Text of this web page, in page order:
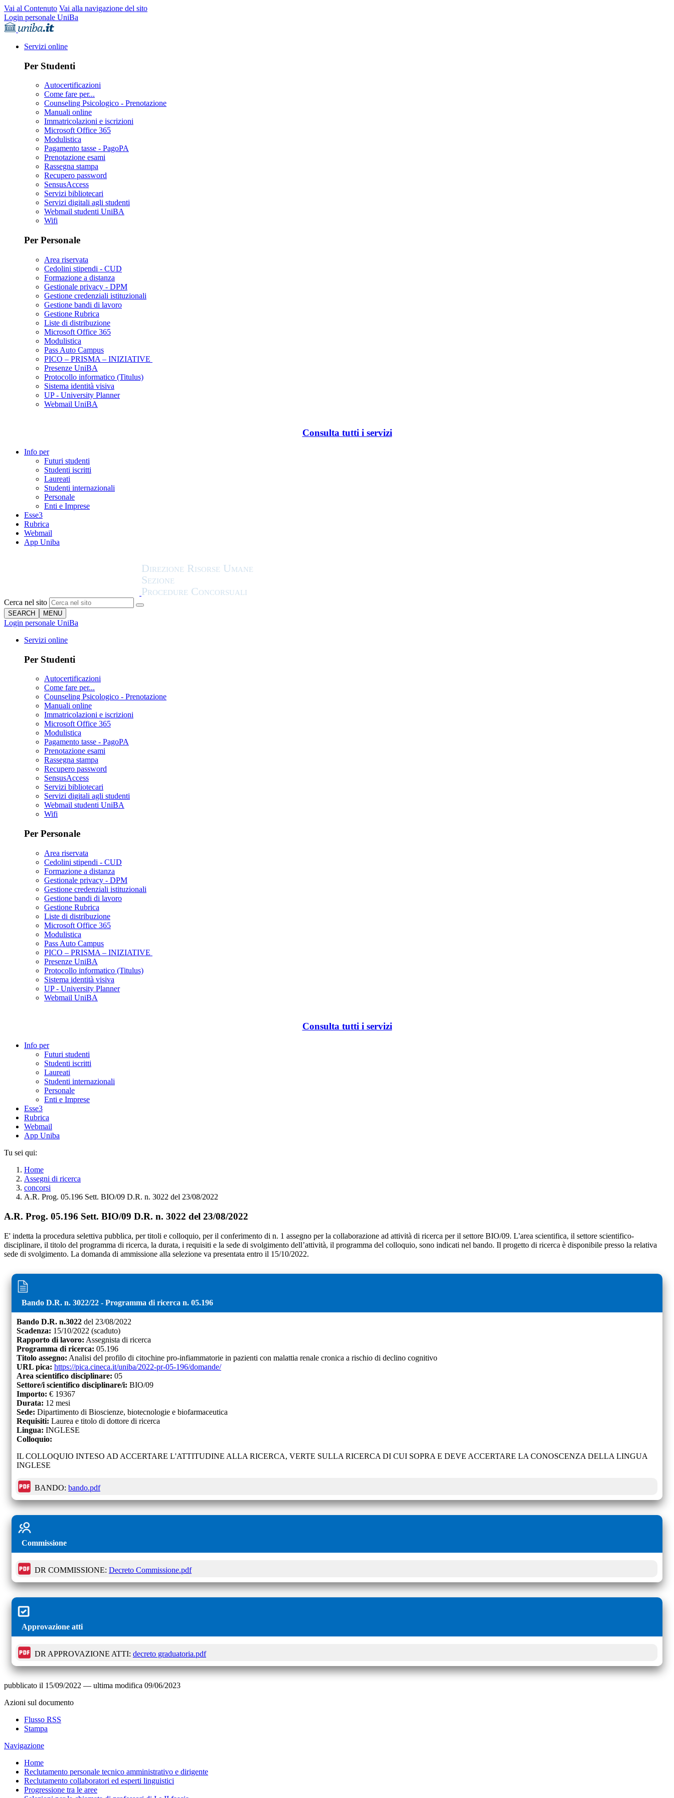
Vai al Contenuto Vai alla navigazione del sito
Login personale UniBa
Servizi online
Per Studenti
Autocertificazioni
Come fare per...
Counseling Psicologico - Prenotazione
Manuali online
Immatricolazioni e iscrizioni
Microsoft Office 365
Modulistica
Pagamento tasse - PagoPA
Prenotazione esami
Rassegna stampa
Recupero password
SensusAccess
Servizi bibliotecari
Servizi digitali agli studenti
Webmail studenti UniBA
Wifi
Per Personale
Area riservata
Cedolini stipendi - CUD
Formazione a distanza
Gestionale privacy - DPM
Gestione credenziali istituzionali
Gestione bandi di lavoro
Gestione Rubrica
Liste di distribuzione
Microsoft Office 365
Modulistica
Pass Auto Campus
PICO – PRISMA – INIZIATIVE
Presenze UniBA
Protocollo informatico (Titulus)
Sistema identità visiva
UP - University Planner
Webmail UniBA
Consulta tutti i servizi
Info per
Futuri studenti
Studenti iscritti
Laureati
Studenti internazionali
Personale
Enti e Imprese
Esse3
Rubrica
Webmail
App Uniba
Cerca nel sito
SEARCH MENU
Login personale UniBa
Servizi online
Per Studenti
Autocertificazioni
Come fare per...
Counseling Psicologico - Prenotazione
Manuali online
Immatricolazioni e iscrizioni
Microsoft Office 365
Modulistica
Pagamento tasse - PagoPA
Prenotazione esami
Rassegna stampa
Recupero password
SensusAccess
Servizi bibliotecari
Servizi digitali agli studenti
Webmail studenti UniBA
Wifi
Per Personale
Area riservata
Cedolini stipendi - CUD
Formazione a distanza
Gestionale privacy - DPM
Gestione credenziali istituzionali
Gestione bandi di lavoro
Gestione Rubrica
Liste di distribuzione
Microsoft Office 365
Modulistica
Pass Auto Campus
PICO – PRISMA – INIZIATIVE
Presenze UniBA
Protocollo informatico (Titulus)
Sistema identità visiva
UP - University Planner
Webmail UniBA
Consulta tutti i servizi
Info per
Futuri studenti
Studenti iscritti
Laureati
Studenti internazionali
Personale
Enti e Imprese
Esse3
Rubrica
Webmail
App Uniba
Tu sei qui:
Home
Assegni di ricerca
concorsi
A.R. Prog. 05.196 Sett. BIO/09 D.R. n. 3022 del 23/08/2022
A.R. Prog. 05.196 Sett. BIO/09 D.R. n. 3022 del 23/08/2022
E' indetta la procedura selettiva pubblica, per titoli e colloquio, per il conferimento di n. 1 assegno per la collaborazione ad attività di ricerca per il settore BIO/09. L'area scientifica, il settore scientifico-
disciplinare, il titolo del programma di ricerca, la durata, i requisiti e la sede di svolgimento dell’attività, il programma del colloquio, sono indicati nel bando. Il progetto di ricerca è disponibile presso la relativa
sede di svolgimento. La domanda di ammissione alla selezione va presentata entro il 15/10/2022.
Bando D.R. n. 3022/22 - Programma di ricerca n. 05.196
Bando D.R. n.3022 del 23/08/2022
Scadenza: 15/10/2022 (scaduto)
Rapporto di lavoro: Assegnista di ricerca
Programma di ricerca: 05.196
Titolo assegno: Analisi del profilo di citochine pro-infiammatorie in pazienti con malattia renale cronica a rischio di declino cognitivo
URL pica: https://pica.cineca.it/uniba/2022-pr-05-196/domande/
Area scientifico disciplinare: 05
Settore/i scientifico disciplinare/i: BIO/09
Importo: € 19367
Durata: 12 mesi
Sede: Dipartimento di Bioscienze, biotecnologie e biofarmaceutica
Requisiti: Laurea e titolo di dottore di ricerca
Lingua: INGLESE
Colloquio:
IL COLLOQUIO INTESO AD ACCERTARE L'ATTITUDINE ALLA RICERCA, VERTE SULLA RICERCA DI CUI SOPRA E DEVE ACCERTARE LA CONOSCENZA DELLA LINGUA
INGLESE
BANDO: bando.pdf
Commissione
DR COMMISSIONE: Decreto Commissione.pdf
Approvazione atti
DR APPROVAZIONE ATTI: decreto graduatoria.pdf
pubblicato il 15/09/2022 — ultima modifica 09/06/2023
Azioni sul documento
Flusso RSS
Stampa
Navigazione
Home
Reclutamento personale tecnico amministrativo e dirigente
Reclutamento collaboratori ed esperti linguistici
Progressione tra le aree